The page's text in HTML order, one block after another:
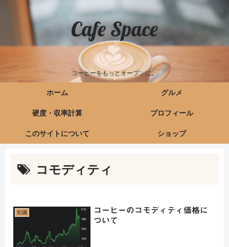
Cafe Space
コーヒーをもっとオープンに。
ホーム グルメ
硬度・収率計算 プロフィール
このサイトについて ショップ
コモディティ
知識
コーヒーのコモディティ価格に
ついて